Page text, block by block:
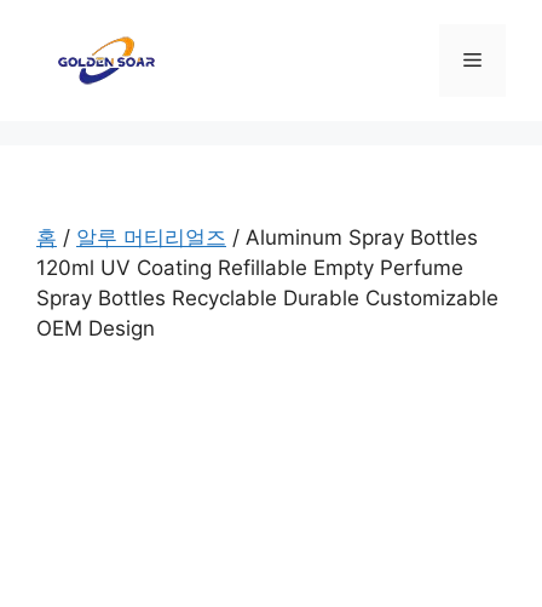
메
홈 / 알루 머티리얼즈 / Aluminum Spray Bottles
120ml UV Coating Refillable Empty Perfume
Spray Bottles Recyclable Durable Customizable
OEM Design